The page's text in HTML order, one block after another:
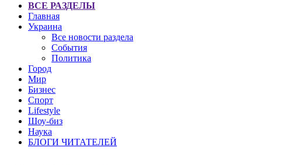
ВСЕ РАЗДЕЛЫ
Главная
Украина
Все новости раздела
События
Политика
Город
Мир
Бизнес
Спорт
Lifestyle
Шоу-биз
Наука
БЛОГИ ЧИТАТЕЛЕЙ